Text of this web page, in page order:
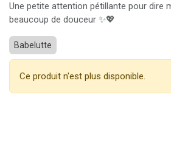
Une petite attention pétillante pour dire
beaucoup de douceur ✨💖
Babelutte
Ce produit n'est plus disponible.